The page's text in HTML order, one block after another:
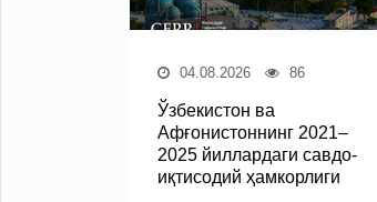
04.08.2026 86
Ўзбекистон ва
Афғонистоннинг 2021–
2025 йиллардаги савдо-
иқтисодий ҳамкорлиги